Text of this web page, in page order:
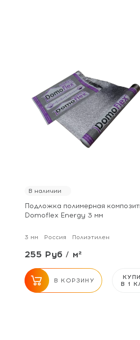
В наличии
Подложка полимерная
Domoflex Energy 3 мм
3 мм Россия Полиэтилен
255 Руб / м²
В КОРЗИНУ
В 1